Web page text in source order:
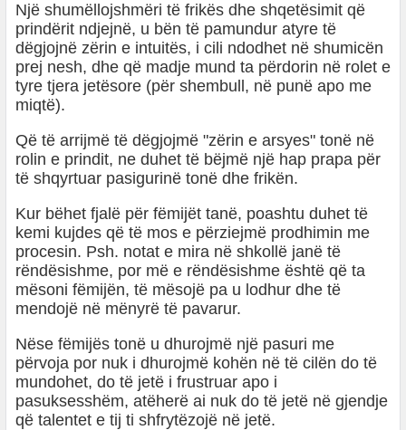
Një shumëllojshmëri të frikës dhe shqetësimit që
prindërit ndjejnë, u bën të pamundur atyre të
dëgjojnë zërin e intuitës, i cili ndodhet në shumicën
prej nesh, dhe që madje mund ta përdorin në rolet e
tyre tjera jetësore (për shembull, në punë apo me
miqtë).
Që të arrijmë të dëgjojmë "zërin e arsyes" tonë në
rolin e prindit, ne duhet të bëjmë një hap prapa për
të shqyrtuar pasigurinë tonë dhe frikën.
Kur bëhet fjalë për fëmijët tanë, poashtu duhet të
kemi kujdes që të mos e përziejmë prodhimin me
procesin. Psh. notat e mira në shkollë janë të
rëndësishme, por më e rëndësishme është që ta
mësoni fëmijën, të mësojë pa u lodhur dhe të
mendojë në mënyrë të pavarur.
Nëse fëmijës tonë u dhurojmë një pasuri me
përvoja por nuk i dhurojmë kohën në të cilën do të
mundohet, do të jetë i frustruar apo i
pasuksesshëm, atëherë ai nuk do të jetë në gjendje
që talentet e tij ti shfrytëzojë në jetë.